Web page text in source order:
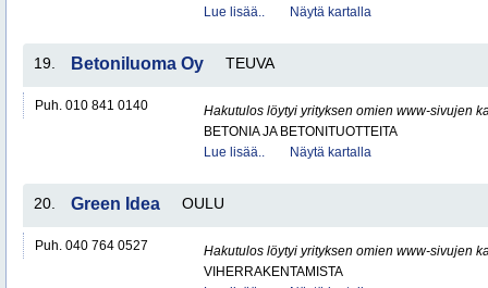
Lue lisää..
Näytä kartalla
19. Betoniluoma Oy TEUVA
Puh. 010 841 0140
Hakutulos löytyi yrityksen omien www-sivujen
BETONIA JA BETONITUOTTEITA
Lue lisää..
Näytä kartalla
20. Green Idea OULU
Puh. 040 764 0527
Hakutulos löytyi yrityksen omien www-sivujen
VIHERRAKENTAMISTA